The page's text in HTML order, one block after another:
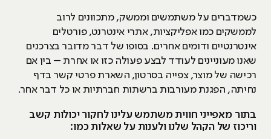
כשמדברים על משתמשים וממשק, מתכוונים לרוב
לממשקים כמו אפליקציות, אתרי אינטרנט, פורטלים
אינטרנטיים ודומים אחרים. בסופו של דבר מדובר בצרכנים
שאנו מעוניינים לעודד לבצע פעולה כזו או אחרת – בין אם
רכישה של מוצר, צפייה בסרטון, השארת פרטי קשר בדף
נחיתה, הפגנת מעורבות ברשתות חברתיות או כל דבר אחר.
בתור מאפייני חווית משתמש עלינו לחקור יכולות קשב
וריכוז של הקהל שלנו ולענות על שאלות כמו: